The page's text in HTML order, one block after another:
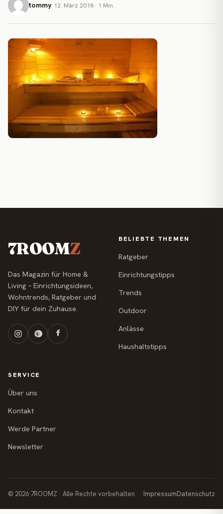
tommy 12. März 2018 · 1 Min.
7ROOMZ
Das Magazin für Home &
Living – Einrichtungsideen,
Wohntrends, Ratgeber und
DIY für dein Zuhause.
BELIEBTE THEMEN
Ratgeber
Einrichtungstipps
Trends
Outdoor
Anlässe
Haushaltstipps
SERVICE
Über uns
Kontakt
Werde Partner
Newsletter
© 2026 7ROOMZ · Alle Rechte vorbehalten ImpressumDatenschutz